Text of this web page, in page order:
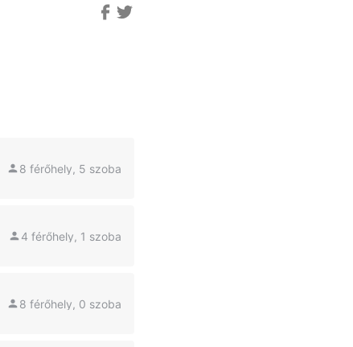
8 férőhely, 5 szoba
4 férőhely, 1 szoba
8 férőhely, 0 szoba